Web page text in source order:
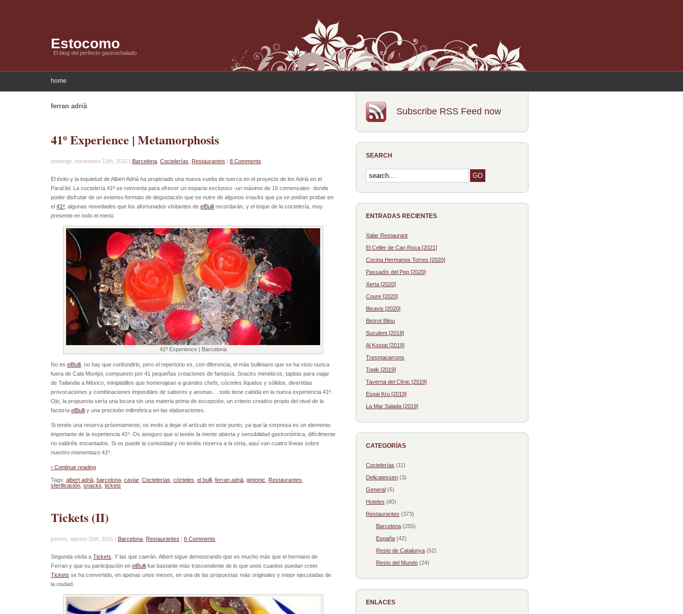
Estocomo
El blog del perfecto gastrochalado
home
ferran adrià
41º Experience | Metamorphosis
domingo, noviembre 13th, 2011 | Barcelona Coctelerías Restaurantes | 8 Comments
El éxito y la inquietud de Albert Adrià ha propiciado una nueva vuelta de tuerca en el proyecto de los Adrià en el
Paral.lel. La coctelería 41º se reinventa para ofrecer un espacio exclusivo -un máximo de 16 comensales- donde
poder disfrutar de un extenso formato de degustación que se nutre de algunos snacks que ya se podían probar en
el 41º , algunas novedades que los afortunados visitantes de elBulli recordarán, y el toque de la coctelería, muy
presente en todo el menú.
41º Experience | Barcelona
No es elBulli , no hay que confundirlo, pero el repertorio es, con diferencia, el más bulliniano que se ha visto nunca
fuera de Cala Montjoi, compuesto por 41 pequeñas creaciones de fantasía. Snacks miméticos, tapitas para viajar
de Tailandia a México, miniplatillos que homenajean a grandes chefs, cócteles líquidos y sólidos, divertidas
provocaciones y combinaciones imposibles de sabores y aromas… todo tiene cabida en la nueva experiencia 41º.
Ojo, la propuesta sería una locura sin una materia prima de excepción, un criterio creativo propio del nivel de la
factoría elBulli y una precisión milimétrica en las elaboraciones.
Si tenéis una reserva próximamente, os invito a dejar el artículo en este punto, ya que la sorpresa es un elemento
importante de la experiencia 41º. Os aseguro que si tenéis la mente abierta y sensibilidad gastronómica, difícilmente
no saldréis encantados. Si os puede la curiosidad y no tenéis reserva a la vista, aquí van cuatro líneas sobre
nuestro momentazo 41º.
› Continue reading
Tags: albert adrià barcelona caviar, Coctelerías cócteles el bulli ferran adrià gintonic Restaurantes
sferificación snacks tickets
Tickets (II)
jueves, agosto 11th, 2011 | Barcelona Restaurantes | 6 Comments
Segunda visita a Tickets . Y las que caerán. Albert sigue demostrando que es mucho más que el hermano de
Ferran y que su participación en elBulli fue bastante más trascendente de lo que unos cuantos puedan creer.
Tickets se ha convertido, en apenas unos meses, en una de las propuestas más originales y mejor ejecutadas de
la ciudad.
Subscribe RSS Feed now
SEARCH
ENTRADAS RECIENTES
Xalar Restaurant
El Celler de Can Roca [2021]
Cocina Hermanos Torres [2020]
Passadís del Pep [2020]
Xerta [2020]
Coure [2020]
Bisavis [2020]
Bistrot Bilou
Suculent [2019]
Al Kostat [2019]
Tresmacarrons
Topik [2019]
Taverna del Clínic [2019]
Espai Kru [2019]
La Mar Salada [2019]
CATEGORÍAS
Coctelerías (11)
Delicatessen (3)
General (5)
Hoteles (80)
Restaurantes (373)
Barcelona (255)
España (42)
Resto de Catalunya (52)
Resto del Mundo (24)
ENLACES